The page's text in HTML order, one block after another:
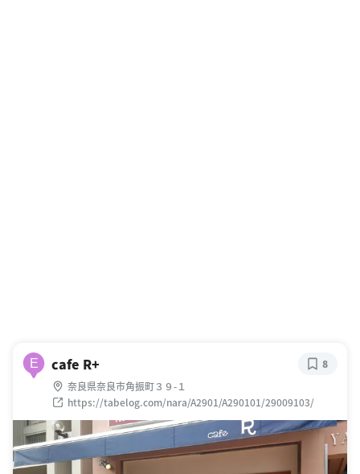
E cafe R+
奈良県奈良市角振町３９-１
https://tabelog.com/nara/A2901/A290101/29009103/
8